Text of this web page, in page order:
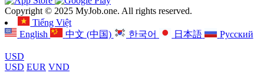
Copyright © 2025 MyJob.one. All rights reserved.
Tiếng Việt
English
中文 (中国) 한국어 日本語 Русский
USD
USD EUR VND